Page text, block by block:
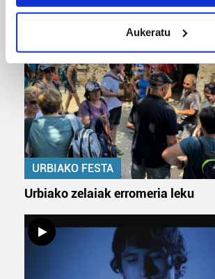
meters
Identify your device by actively
specific characteristics
Find out more about how your personal
and set your preferences in thedetails
Guk eta gure bazkideek zure datu
prozesatzen ditugu, zure IP zenbakia,
teknologia erabiliz, cookieak adibidez,
pertsonalizatuak eskaintzeko,
neurtzeko, jendeari buruzko informazioa
Bazkide batzuek ez dizute baimenik
interes komertzial legitimoetan babesten
Aukeratu
URBIAKO FESTA
Urbiako zelaiak erromeria leku